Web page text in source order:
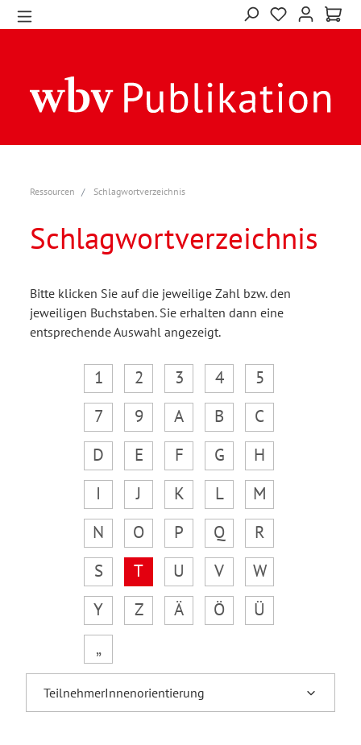
Ressourcen Schlagwortverzeichnis
Schlagwortverzeichnis
Bitte klicken Sie auf die jeweilige Zahl bzw. den
jeweiligen Buchstaben. Sie erhalten dann eine
entsprechende Auswahl angezeigt.
1 2 3 4
5
7
9 A B
C
D
E F G
H
I
J K L
M
N
O P Q
R
S
T U V
W
Y
Z Ä Ö
Ü
„